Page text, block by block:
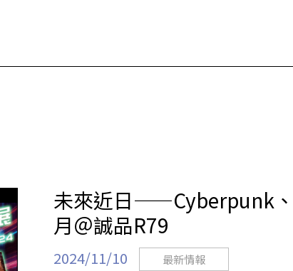
未來近日——Cyberpunk
月＠誠品R79
2024/11/10 最新情報